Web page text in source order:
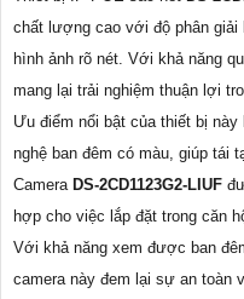
chất lượng cao với độ phân giải
hình ảnh rõ nét. Với khả năng
mang lại trải nghiệm thuận lợi
Ưu điểm nổi bật của thiết bị
nghệ ban đêm có màu, giúp tái
Camera DS-2CD1123G2-LIUF
hợp cho việc lắp đặt trong căn
Với khả năng xem được ban
camera này đem lại sự an toàn